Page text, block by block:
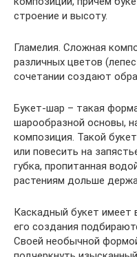
строение и высоту.
Гламелия. Сложная
различных цветов
сочетании создают
Букет-шар – такая
шарообразной основы,
композиция. Такой
или повесить на
губка, пропитанная
растениям дольше
Каскадный букет имеет
его создания
Своей необычной